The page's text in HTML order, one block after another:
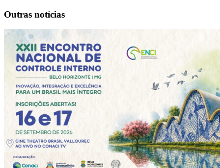
Outras notícias